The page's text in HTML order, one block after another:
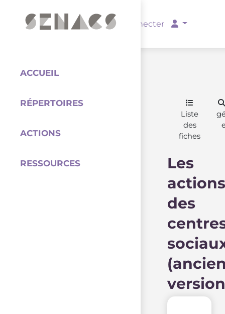
Se connecter
ACCUEIL
RÉPERTOIRES
ACTIONS
RESSOURCES
Liste
des
fiches
Les
actions
des